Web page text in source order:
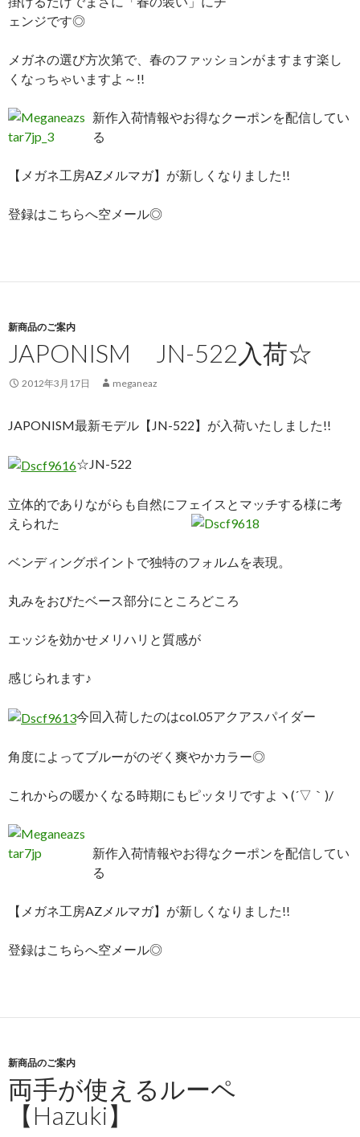
ェンジです◎
メガネの選び方次第で、春のファッションがますます楽し
くなっちゃいますよ～!!
新作入荷情報やお得なクーポンを配信してい
る
【メガネ工房AZメルマガ】が新しくなりました!!
登録はこちらへ空メール◎
新商品のご案内
JAPONISM JN-522入荷☆
2012年3月17日 meganeaz
JAPONISM最新モデル【JN-522】が入荷いたしました!!
☆JN-522
立体的でありながらも自然にフェイスとマッチする様に考
えられた
ベンディングポイントで独特のフォルムを表現。
丸みをおびたベース部分にところどころ
エッジを効かせメリハリと質感が
感じられます♪
今回入荷したのはcol.05アクアスパイダー
角度によってブルーがのぞく爽やかカラー◎
これからの暖かくなる時期にもピッタリですよヽ(´▽｀)/
新作入荷情報やお得なクーポンを配信してい
る
【メガネ工房AZメルマガ】が新しくなりました!!
登録はこちらへ空メール◎
新商品のご案内
両手が使えるルーペ
【Hazuki】